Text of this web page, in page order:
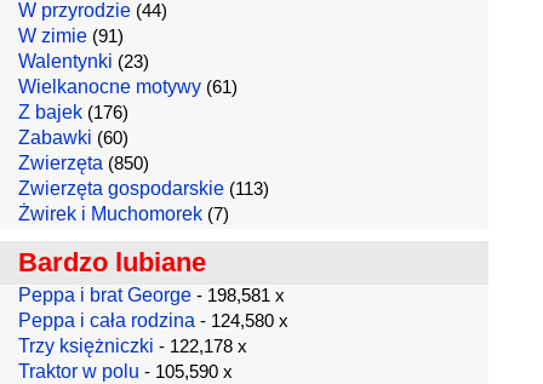
W przyrodzie (44)
W zimie (91)
Walentynki (23)
Wielkanocne motywy (61)
Z bajek (176)
Zabawki (60)
Zwierzęta (850)
Zwierzęta gospodarskie (113)
Żwirek i Muchomorek (7)
Bardzo lubiane
Peppa i brat George - 198,581 x
Peppa i cała rodzina - 124,580 x
Trzy księżniczki - 122,178 x
Traktor w polu - 105,590 x